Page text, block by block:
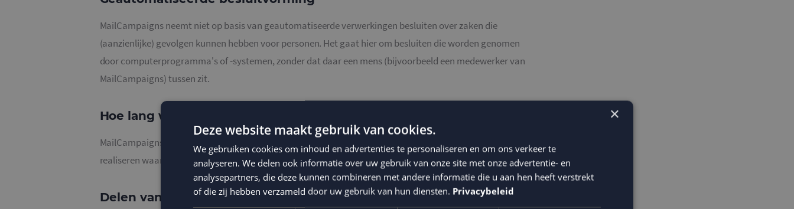
MailCampaigns neemt niet op basis van geautomatiseerde verwerkingen besluiten over zaken die
(aanzienlijke) gevolgen kunnen hebben voor personen. Het gaat hier om besluiten die worden genomen
door computerprogramma's of -systemen, zonder dat daar een mens (bijvoorbeeld een medewerker van
MailCampaigns) tussen zit.
Hoe lang we persoonsgegevens bewaren
MailCampaigns bewaart je persoonsgegevens niet langer dan strikt noodzakelijk is om de doelen te
realiseren waarvoor je gegevens worden verzameld.
Delen van persoonsgegevens met derden
×
Deze website maakt gebruik van cookies.
We gebruiken cookies om inhoud en advertenties te personaliseren en om ons verkeer te
analyseren. We delen ook informatie over uw gebruik van onze site met onze advertentie- en
analysepartners, die deze kunnen combineren met andere informatie die u aan hen heeft verstrekt
of die zij hebben verzameld door uw gebruik van hun diensten. Privacybeleid